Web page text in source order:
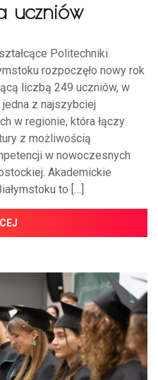
uczniów
Politechniki
rozpoczęło nowy rok
liczbą 249 uczniów, w
z najszybciej
w regionie, która łączy
z możliwością
w nowoczesnych
Akademickie
to […]